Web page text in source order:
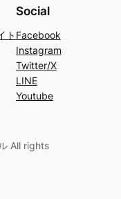
ト
Social
Facebook
Instagram
Twitter/X
LINE
Youtube
All rights